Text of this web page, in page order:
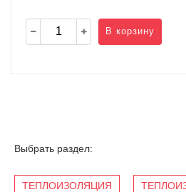
В корзину
Выбрать раздел:
ТЕПЛОИЗОЛЯЦИЯ